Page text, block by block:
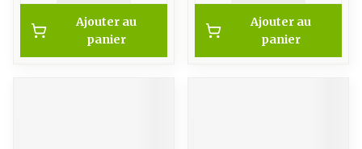
Ajouter au
panier
Ajouter au
panier